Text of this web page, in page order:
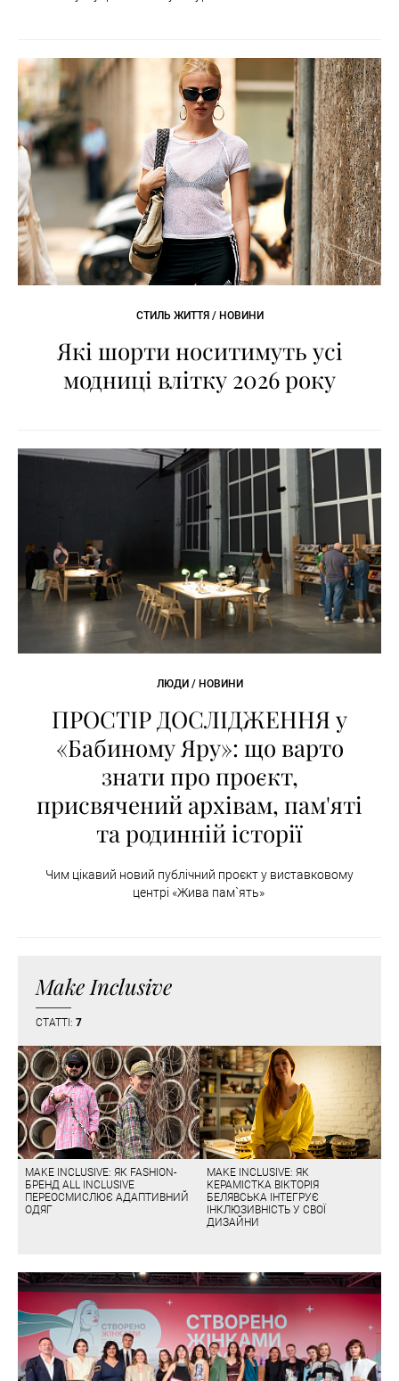
СТИЛЬ ЖИТТЯ / НОВИНИ
Які шорти носитимуть усі
модниці влітку 2026 року
ЛЮДИ / НОВИНИ
ПРОСТІР ДОСЛІДЖЕННЯ у
«Бабиному Яру»: що варто
знати про проєкт,
присвячений архівам, пам'яті
та родинній історії
Чим цікавий новий публічний проєкт у виставковому
центрі «Жива пам`ять»
Make Inclusive
СТАТТІ: 7
MAKE INCLUSIVE: ЯК FASHION-
БРЕНД ALL INCLUSIVE
ПЕРЕОСМИСЛЮЄ АДАПТИВНИЙ
ОДЯГ
MAKE INCLUSIVE: ЯК
КЕРАМІСТКА ВІКТОРІЯ
БЕЛЯВСЬКА ІНТЕГРУЄ
ІНКЛЮЗИВНІСТЬ У СВОЇ
ДИЗАЙНИ